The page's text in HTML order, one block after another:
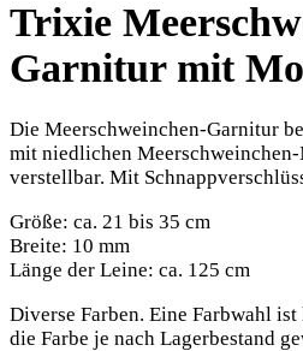
Trixie
Garnitur mit
Die Meerschweinchen-Garnitur
mit niedlichen
verstellbar. Mit
Größe: ca. 21 bis 35 cm
Breite: 10 mm
Länge der Leine: ca. 125 cm
Diverse Farben. Eine Farbwahl
die Farbe je nach Lagerbestand